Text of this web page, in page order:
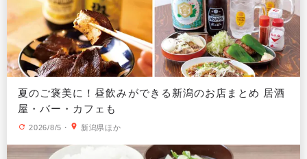
夏のご褒美に！昼飲みができる新潟のお店まとめ 居酒
屋・バー・カフェも
2026/8/5 ・ 新潟県ほか